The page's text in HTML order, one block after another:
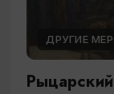
ДРУГИЕ